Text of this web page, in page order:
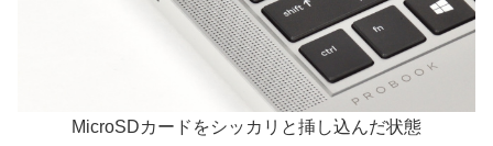
MicroSDカードをシッカリと挿し込んだ状態